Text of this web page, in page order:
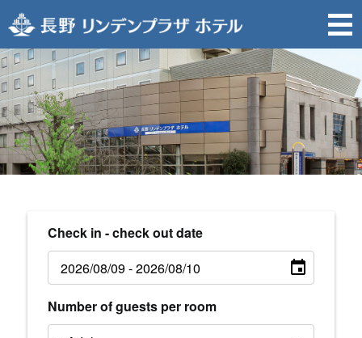
Check in - check out date
Number of guests per room